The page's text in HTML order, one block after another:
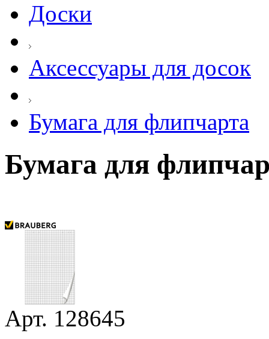
Доски
Аксессуары для досок
Бумага для флипчарта
Бумага для
Арт. 128645